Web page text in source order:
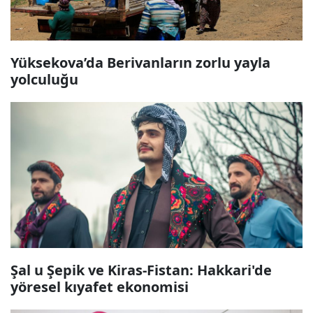
Yüksekova’da Berivanların zorlu yayla
yolculuğu
Şal u Şepik ve Kiras-Fistan: Hakkari'de
yöresel kıyafet ekonomisi